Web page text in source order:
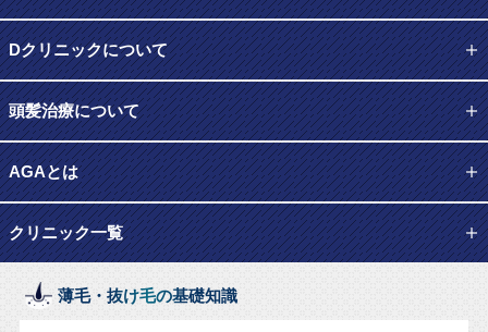
Dクリニックについて
頭髪治療について
AGAとは
クリニック一覧
薄毛・抜け毛の基礎知識